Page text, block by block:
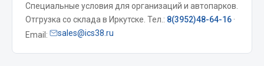
Подвеска
Тормозная система
Специальные условия для организаций и автопарков.
Отгрузка со склада в Иркутске. Тел.: 8(3952)48-64-16 ·
Email:
sales@ics38.ru